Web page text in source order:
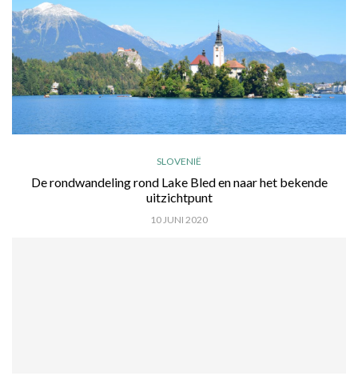
SLOVENIË
De rondwandeling rond Lake Bled en naar het bekende
uitzichtpunt
10 JUNI 2020